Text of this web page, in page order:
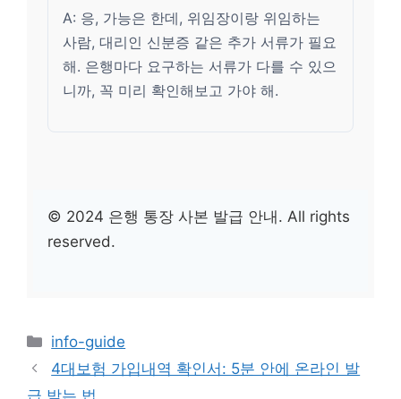
A: 응, 가능은 한데, 위임장이랑 위임하는
사람, 대리인 신분증 같은 추가 서류가 필요
해. 은행마다 요구하는 서류가 다를 수 있으
니까, 꼭 미리 확인해보고 가야 해.
© 2024 은행 통장 사본 발급 안내. All rights
reserved.
카
테
info-guide
4대보험 가입내역 확인서: 5분 안에 온라인 발
급 받는 법